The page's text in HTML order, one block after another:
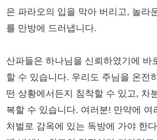
은 파라오의 입을 막아 버리고, 놀라
를 만방에 드러냅니다.
산파들은 하나님을 신뢰하였기에 바
할 수 있습니다. 우리도 주님을 온전
떤 상황에서든지 침착할 수 있고, 차
복할 수 있습니다. 여러분! 만약에 여
처벌로 감옥에 있는 독방에 가야 한